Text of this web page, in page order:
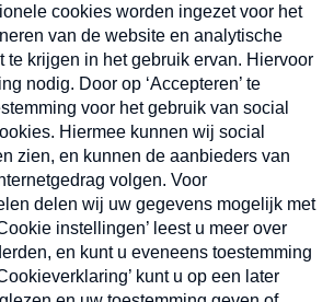
Verzend
abonnement op onze